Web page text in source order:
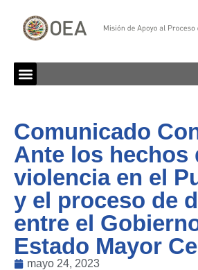
Comunicado
Ante los hechos
violencia en el
y el proceso de
entre el
Estado Mayor
mayo 24, 2023